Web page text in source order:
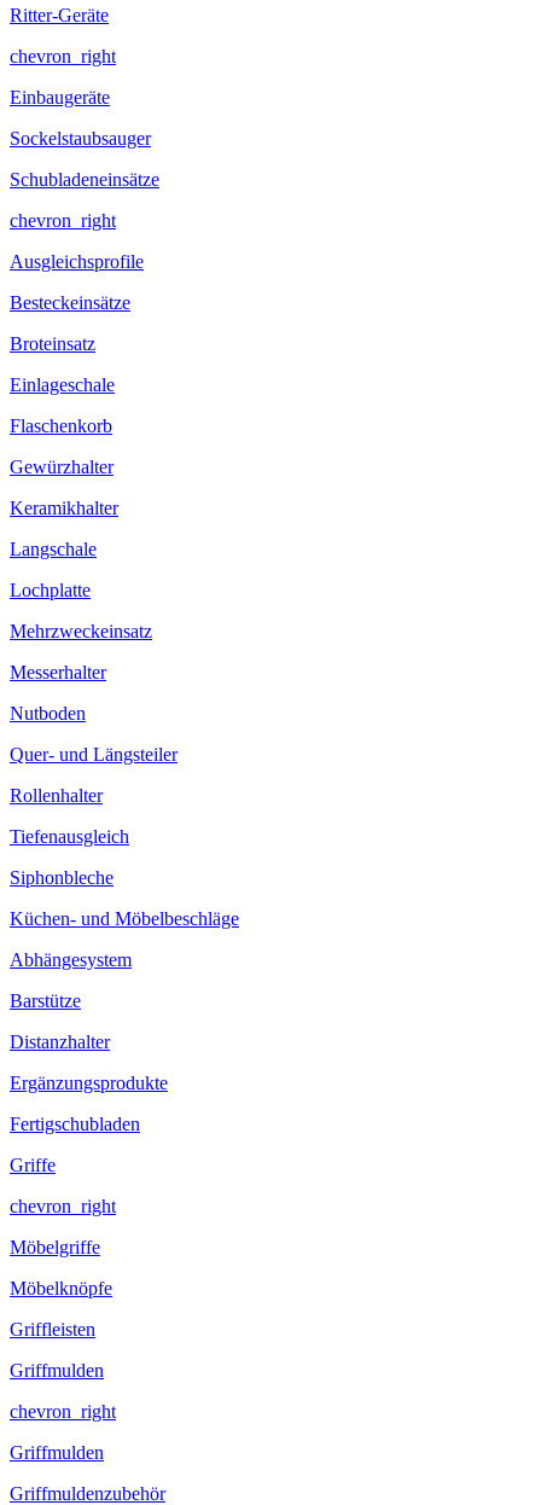
Ritter-Geräte
chevron_right
Einbaugeräte
Sockelstaubsauger
Schubladeneinsätze
chevron_right
Ausgleichsprofile
Besteckeinsätze
Broteinsatz
Einlageschale
Flaschenkorb
Gewürzhalter
Keramikhalter
Langschale
Lochplatte
Mehrzweckeinsatz
Messerhalter
Nutboden
Quer- und Längsteiler
Rollenhalter
Tiefenausgleich
Siphonbleche
Küchen- und Möbelbeschläge
Abhängesystem
Barstütze
Distanzhalter
Ergänzungsprodukte
Fertigschubladen
Griffe
chevron_right
Möbelgriffe
Möbelknöpfe
Griffleisten
Griffmulden
chevron_right
Griffmulden
Griffmuldenzubehör